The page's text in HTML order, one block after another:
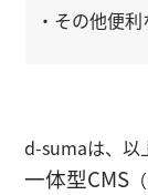
・その他便
d-sumaは、以
一体型CMS